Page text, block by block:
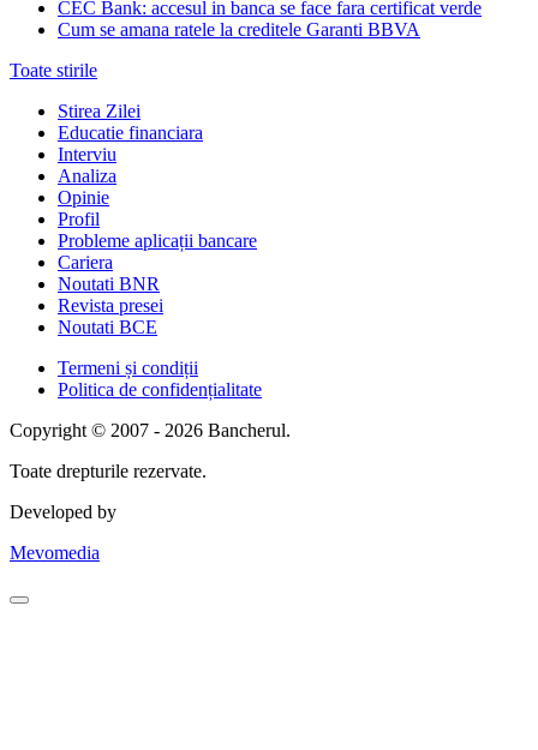
CEC Bank: accesul in banca se face fara certificat verde
Cum se amana ratele la creditele Garanti BBVA
Toate stirile
Stirea Zilei
Educatie financiara
Interviu
Analiza
Opinie
Profil
Probleme aplicații bancare
Cariera
Noutati BNR
Revista presei
Noutati BCE
Termeni și condiții
Politica de confidențialitate
Copyright © 2007 - 2026 Bancherul.
Toate drepturile rezervate.
Developed by
Mevomedia